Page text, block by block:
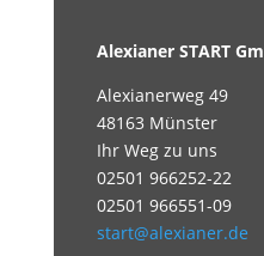
Alexianer START
Alexianerweg 49
48163 Münster
Ihr Weg zu uns
02501 966252-22
02501 966551-09
start@alexianer.de